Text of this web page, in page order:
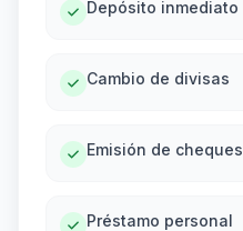
Depósito inmediato
Cambio de divisas
Emisión de cheques
Préstamo personal